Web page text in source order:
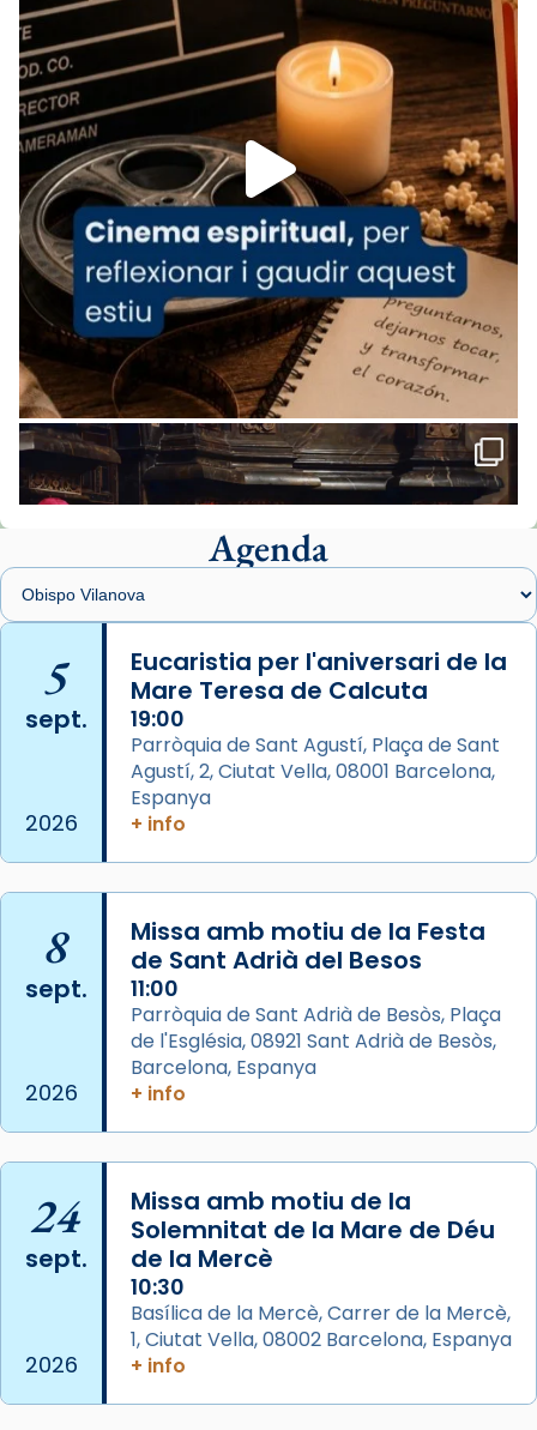
www.vaticannews.va/es/iglesia/news/2026-
07/carmina-historia-depresion-papa-viaje-
espana-testimoni...
Foto
View on Facebook · Share
Arquebisbat de Barcelona
2 weeks ago
«Avui les santes Juliana i Semproniana ens
ajuden a alçar la mirada»
Mons. Sergi Gordo, bisbe de Tortosa, ha
presidit aquest 27 de juliol la missa de Les
Santes de Mataró.
🔗tinyurl.com/cvu5jmbk
📸 J. Merino
de Barcelona.
2 weeks ago
Aquest dilluns, 27 de juliol, ha tingut lloc la
missa d’acció de gràcies en agraïment al
comitè organitzador de la visita apostòlica
del Sant Pare Lleó XIV a Barcelona, i als
L’arquebisbe de Barcelona, el cardenal Joan
Josep Omella, ha presidit la missa i l’ha
concelebrat el bisbe auxiliar de Barcelona,
Mons. David Abadías.
📸 Dr. G. Simón
View on Facebook ·
Arquebisbat de Barcelona
Memòria de les santes Juliana i
Semproniana, verges i màrtirs.
Acompanyant la història de sant Cugat, a
partir de l’Edat Mitjana sorgeix la tradició
que les santes Juliana (“relatiu a Júlia”) i
Agenda
5
sept.
2026
Eucaristia per l'aniversari de la
Mare Teresa de Calcuta
19:00
Parròquia de Sant Agustí, Plaça de Sant
Agustí, 2, Ciutat Vella, 08001 Barcelona,
Espanya
+ info
8
sept.
2026
Missa amb motiu de la Festa
de Sant Adrià del Besos
11:00
Parròquia de Sant Adrià de Besòs, Plaça
de l'Església, 08921 Sant Adrià de Besòs,
Barcelona, Espanya
+ info
24
sept.
2026
Missa amb motiu de la
Solemnitat de la Mare de Déu
de la Mercè
10:30
Basílica de la Mercè, Carrer de la Mercè,
1, Ciutat Vella, 08002 Barcelona, Espanya
+ info